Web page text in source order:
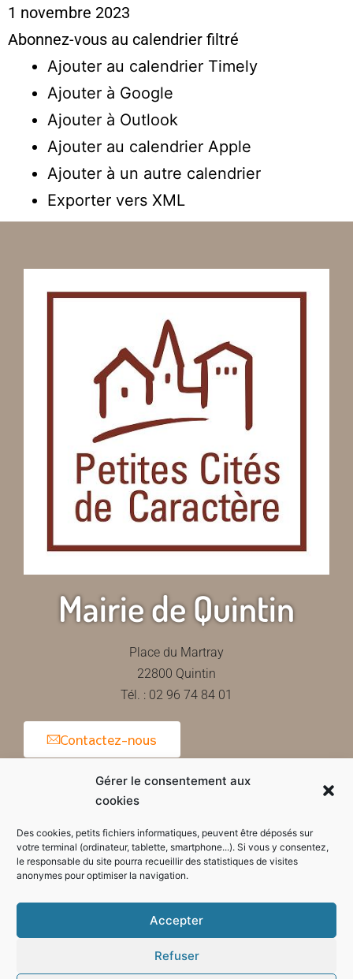
Gérer le consentement aux
cookies
Des cookies, petits fichiers informatiques, peuvent être déposés sur
votre terminal (ordinateur, tablette, smartphone...). Si vous y consentez,
le responsable du site pourra recueillir des statistiques de visites
anonymes pour optimiser la navigation.
Accepter
Refuser
1 novembre 2023
Abonnez-vous au calendrier filtré
Ajouter au calendrier Timely
Ajouter à Google
Ajouter à Outlook
Ajouter au calendrier Apple
Ajouter à un autre calendrier
Exporter vers XML
Mairie de Quintin
Place du Martray
22800 Quintin
Tél. : 02 96 74 84 01
Contactez-nous
Horaires d'ouverture de la mairie